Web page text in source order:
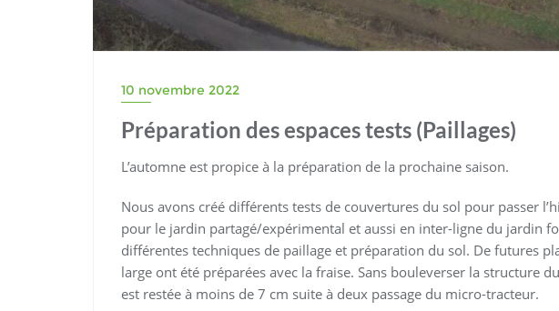
10 novembre 2022
Préparation des espaces tests (Paillages)
L’automne est propice à la préparation de la prochaine saison.
Nous avons créé différents tests de couvertures du sol pour passer
pour le jardin partagé/expérimental et aussi en inter-ligne du jardin
différentes techniques de paillage et préparation du sol. De futures
large ont été préparées avec la fraise. Sans bouleverser la structure
est restée à moins de 7 cm suite à deux passage du micro-tracteur.